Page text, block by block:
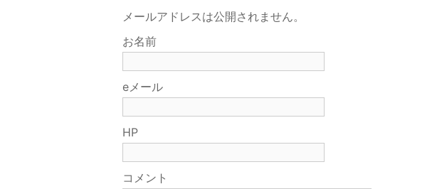
メールアドレスは公開されません。
お名前
eメール
HP
コメント